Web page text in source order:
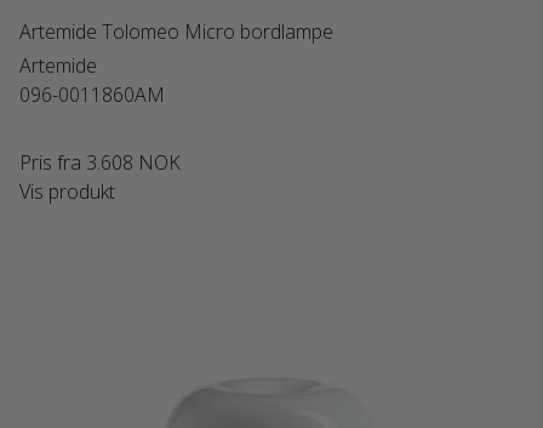
Artemide Tolomeo Micro bordlampe
Artemide
096-0011860AM
Pris fra 3.608 NOK
Vis produkt